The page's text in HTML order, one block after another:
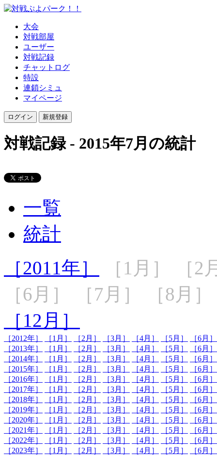
大会
対戦部屋
ユーザー
対戦記録
チャットログ
特設
連鎖シミュ
マイページ
対戦記録 - 2015年7月の統計
一覧
統計
［2011年］
［1月］
［2
［6月］
［7月］
［8月］
［12月］
［2012年］ ［1月］ ［2月］ ［3月］ ［4月］ ［5月］
［6月］
［2013年］
［1月］ ［2月］ ［3月］ ［4月］ ［5月］
［6月］
［2014年］
［1月］ ［2月］ ［3月］ ［4月］ ［5月］
［6月］
［2015年］
［1月］ ［2月］ ［3月］ ［4月］ ［5月］
［6月］
［2016年］
［1月］ ［2月］ ［3月］ ［4月］ ［5月］
［6月］
［2017年］
［1月］ ［2月］ ［3月］ ［4月］ ［5月］
［6月］
［2018年］
［1月］ ［2月］ ［3月］ ［4月］ ［5月］
［6月］
［2019年］
［1月］ ［2月］ ［3月］ ［4月］ ［5月］
［6月］
［2020年］
［1月］ ［2月］ ［3月］ ［4月］ ［5月］
［6月］
［2021年］
［1月］ ［2月］ ［3月］ ［4月］ ［5月］
［6月］
［2022年］
［1月］ ［2月］ ［3月］ ［4月］ ［5月］
［6月］
［2023年］
［1月］ ［2月］ ［3月］ ［4月］ ［5月］
［6月］